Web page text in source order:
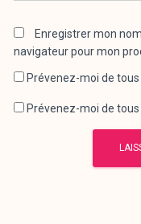
Enregistrer mon
navigateur pour mon
Prévenez-moi de
Prévenez-moi de tous